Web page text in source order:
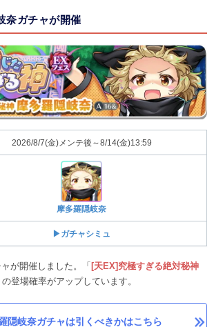
奈ガチャが開催
2026/8/7(金)メンテ後～8/14(金)13:59
摩多羅隠岐奈
▶ガチャシミュ
が開催しました。「[天EX]究極すぎる絶対秘神
の登場確率がアップしています。
隠岐奈ガチャは引くべきかはこちら